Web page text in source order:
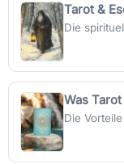
Tarot &
Die
Was
Die